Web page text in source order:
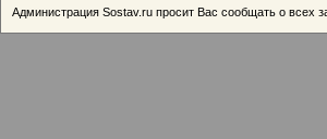
Администрация Sostav.ru просит Вас сообщать о всех